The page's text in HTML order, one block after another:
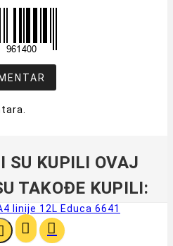
SU KUPILI OVAJ
TAKOĐE KUPILI:
 